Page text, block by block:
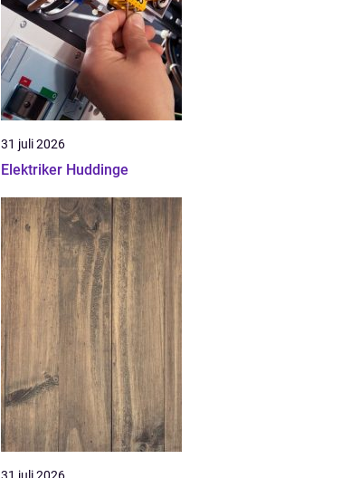
31 juli 2026
Elektriker Huddinge